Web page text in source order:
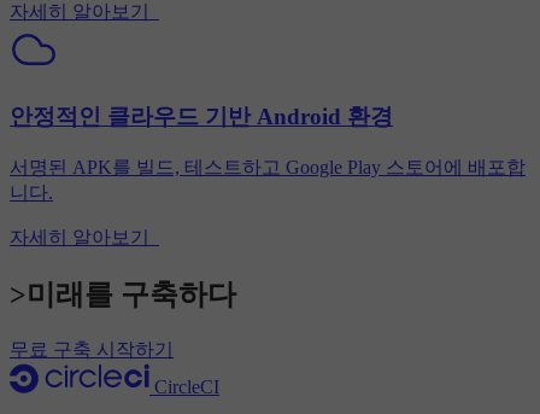
자세히 알아보기
안정적인 클라우드 기반 Android 환경
서명된 APK를 빌드, 테스트하고 Google Play 스토어에 배포합
니다.
자세히 알아보기
>미래를 구축하다
무료 구축 시작하기
CircleCI